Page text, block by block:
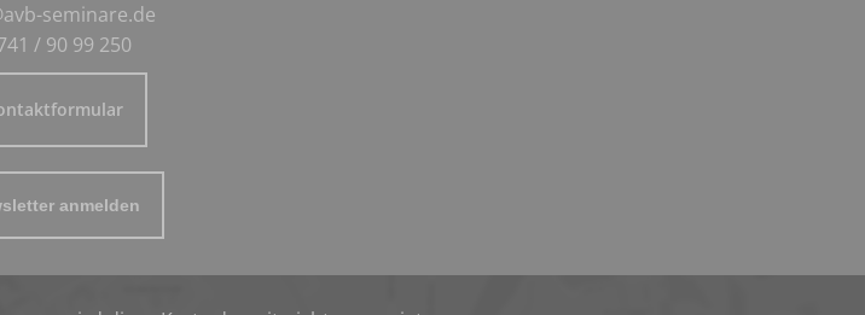
seminare.de
/ 90 99 250
anmelden